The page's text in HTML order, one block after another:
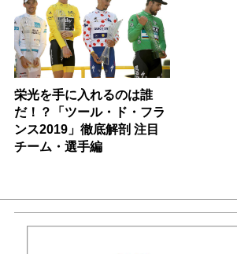
栄光を手に入れるのは誰
だ！？「ツール・ド・フラ
ンス2019」徹底解剖 注目
チーム・選手編